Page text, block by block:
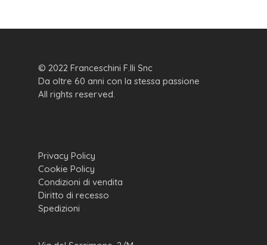
© 2022 Franceschini F.lli Snc
Da oltre 60 anni con la stessa passione
All rights reserved.
Privacy Policy
Cookie Policy
Condizioni di vendita
Diritto di recesso
Spedizioni